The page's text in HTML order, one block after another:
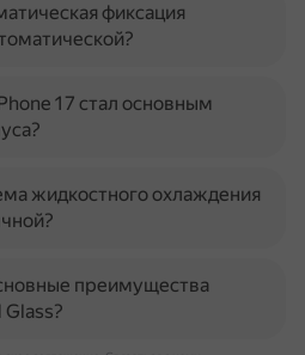
фиксация
17 стал основным
жидкостного охлаждения
преимущества